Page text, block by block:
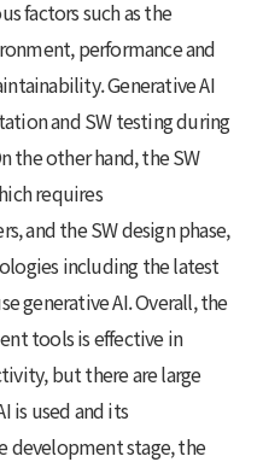
factors such as the
performance and
Generative AI
and SW testing during
the other hand, the SW
requires
and the SW design phase,
including the latest
generative AI. Overall, the
tools is effective in
but there are large
is used and its
development stage, the